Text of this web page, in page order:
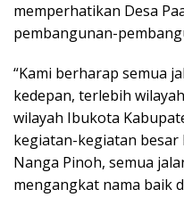
memperhatikan Desa
pembangunan-
“Kami berharap semua
kedepan, terlebih
wilayah Ibukota
kegiatan-kegiatan besar
Nanga Pinoh, semua
mengangkat nama baik